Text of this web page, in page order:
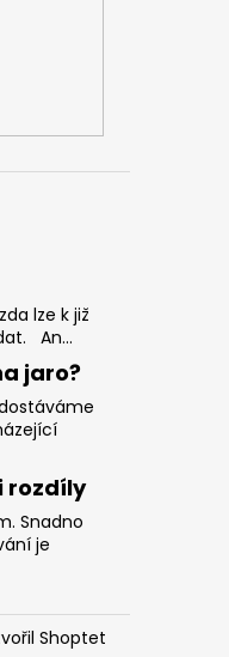
lze k již
An...
jaro?
rozdíly
Snadno
je
Shoptet